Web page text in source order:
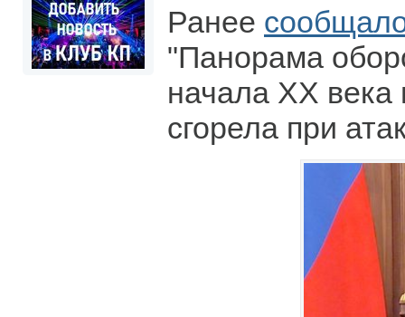
Ранее
"Панорама
начала XX века
сгорела при